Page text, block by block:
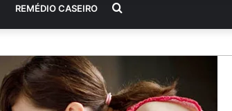
REMÉDIO CASEIRO